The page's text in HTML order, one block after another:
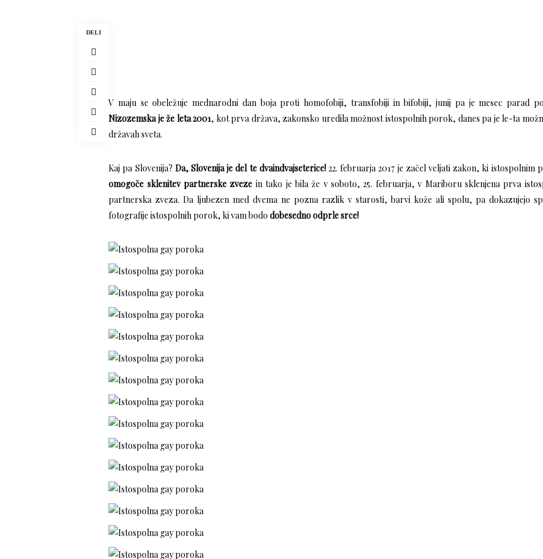
DELI
V maju se obeležuje mednarodni dan boja proti homofobiji, transfobiji in bifobiji, junij pa je mesec parad
Nizozemska je že leta 2001, kot prva država, zakonsko uredila možnost istospolnih porok, danes pa je le-ta
državah sveta.
Kaj pa Slovenija? Da, Slovenija je del te dvaindvajseterice!22. februarja 2017 je začel veljati zakon, ki istospolnim
omogoče sklenitev partnerske zveze in tako je bila že v soboto, 25. februarja, v Mariboru sklenjena prva
partnerska zveza. Da ljubezen med dvema ne pozna razlik v starosti, barvi kože ali spolu, pa dokazujejo
fotografije istospolnih porok, ki vam bododobesedno odprle srce!